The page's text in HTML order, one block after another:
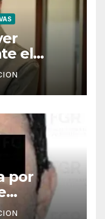
el
por